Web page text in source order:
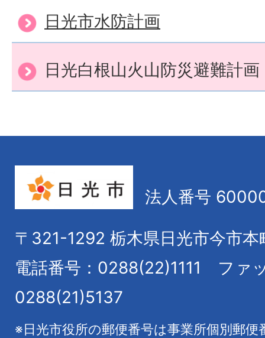
日光市水防計画
日光白根山火山防災避難計画
法人番号
〒321-1292 栃木県日光市今市本
電話番号：0288(22)1111
ファ
0288(21)5137
※日光市役所の郵便番号は事業所個別郵